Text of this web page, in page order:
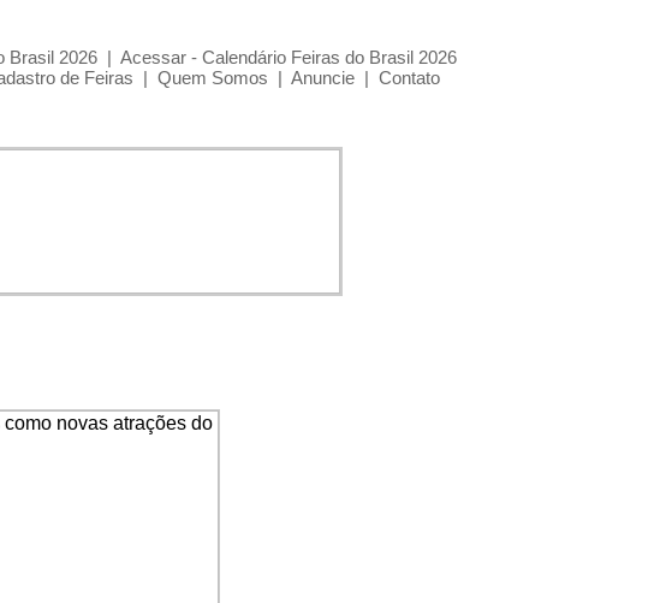
Brasil 2026 | Acessar - Calendário Feiras do Brasil 2026
de Feiras | Quem Somos | Anuncie | Contato